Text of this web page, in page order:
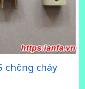
chống cháy